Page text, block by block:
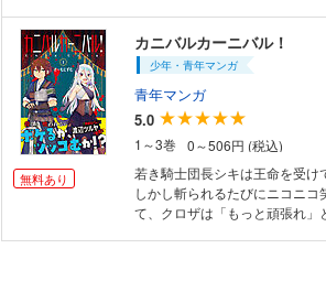
無料あり
カニバルカーニバル！
少年・青年マンガ
青年マンガ
5.0
1～3巻
0～506円 (税込)
若き騎士団長シキは王命を受け
しかし斬られるたびにニコニ
て、クロザは「もっと頑張れ」と 応援を